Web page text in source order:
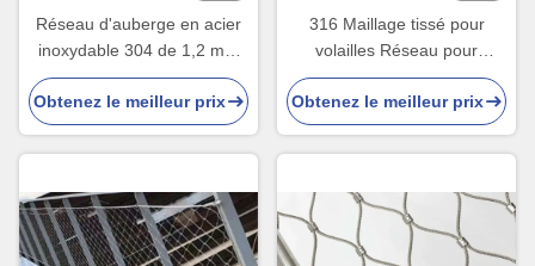
Réseau d'auberge en acier
inoxydable 304 de 1,2 mm
pour oiseaux
Obtenez le meilleur prix
316 Maillage tissé pour
volailles Réseau pour
volailles
Obtenez le meilleur prix